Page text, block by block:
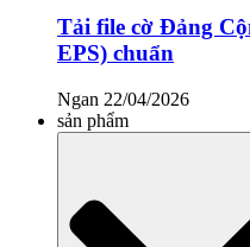
Tải file cờ Đảng
EPS) chuẩn
Ngan 22/04/2026
sản phẩm